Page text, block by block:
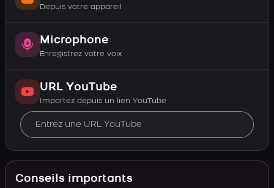
Depuis votre appareil
Microphone
Enregistrez votre voix
URL YouTube
Importez depuis un lien YouTube
Conseils importants